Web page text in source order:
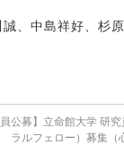
、中島祥好、杉
員公募】立命館大学 研
ラルフェロー）募集（